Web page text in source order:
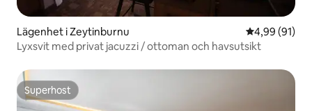
Lägenhet i Zeytinburnu 4,99 av 5 i
4,99 (91)
Lyxsvit med privat jacuzzi / ottoman och havsutsikt
Superhost
Superhost